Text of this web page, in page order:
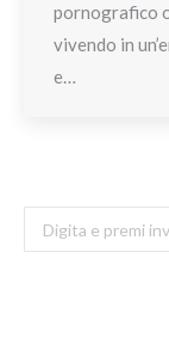
pornografico
vivendo in
e…
Search: